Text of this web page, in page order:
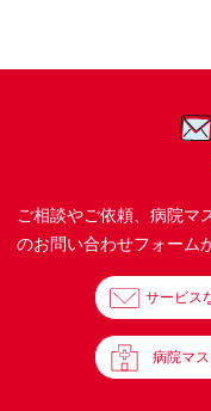
ご相談やご依頼、病院マ
のお問い合わせフォーム
サービス
病院マ